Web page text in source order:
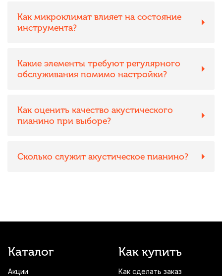
Как микроклимат влияет на состояние
инструмента?
Какие элементы требуют регулярного
обслуживания помимо настройки?
Как оценить качество акустического
пианино при выборе?
Сколько служит акустическое пианино?
Каталог
Акции
Как купить
Как сделать заказ